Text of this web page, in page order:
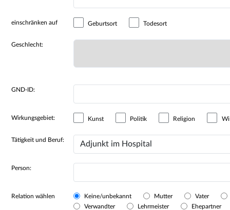
einschränken auf Geburtsort Todesort
Geschlecht:
GND-ID:
Wirkungsgebiet: Kunst Politik Religion
Tätigkeit und Beruf:
Person:
Relation wählen Keine/unbekannt Mutter
Vater
Verwandter
Lehrmeister
Ehepartner